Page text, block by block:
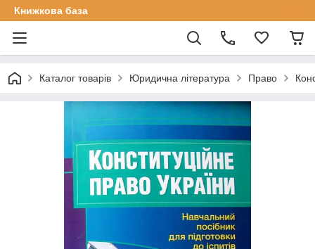
Книжкова база
Каталог товарів Юридична література Право